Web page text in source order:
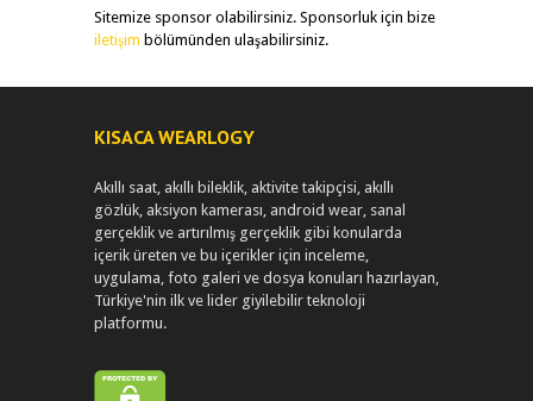
Sitemize sponsor olabilirsiniz. Sponsorluk için bize
iletişim bölümünden ulaşabilirsiniz.
KISACA WEARLOGY
Akıllı saat, akıllı bileklik, aktivite takipçisi, akıllı
gözlük, aksiyon kamerası, android wear, sanal
gerçeklik ve artırılmış gerçeklik gibi konularda
içerik üreten ve bu içerikler için inceleme,
uygulama, foto galeri ve dosya konuları hazırlayan,
Türkiye'nin ilk ve lider giyilebilir teknoloji
platformu.